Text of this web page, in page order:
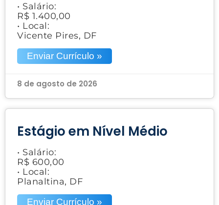
• Salário:
R$ 1.400,00
• Local:
Vicente Pires, DF
Enviar Currículo »
8 de agosto de 2026
Estágio em Nível Médio
• Salário:
R$ 600,00
• Local:
Planaltina, DF
Enviar Currículo »